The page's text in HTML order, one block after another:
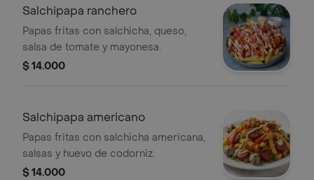
Salchipapa ranchero
Papas fritas con salchicha, queso,
salsa de tomate y mayonesa.
$ 14.000
Salchipapa americano
Papas fritas con salchicha americana,
salsas y huevo de codorniz.
$ 14.000